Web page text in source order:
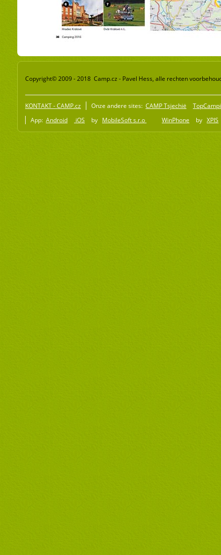
Copyright© 2009 - 2018 Camp.cz - Pavel Hess, alle rechten
KONTAKT - CAMP.cz Onze andere sites: CAMP Tsjechië
App: Android iOS by MobileSoft s.r.o WinPhone by XPIS